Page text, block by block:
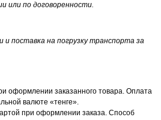
или по договоренности.
поставка на погрузку транспорта за
оформлении заказанного товара. Оплата
валюте «тенге».
при оформлении заказа. Способ